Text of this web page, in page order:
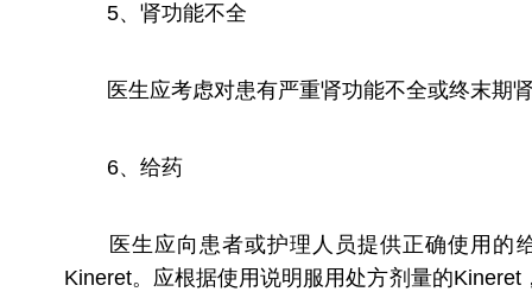
5、肾功能不全
医生应考虑对患有严重肾功能不全或终末期肾
6、给药
医生应向患者或护理人员提供正确使用的给
Kineret。应根据使用说明服用处方剂量的